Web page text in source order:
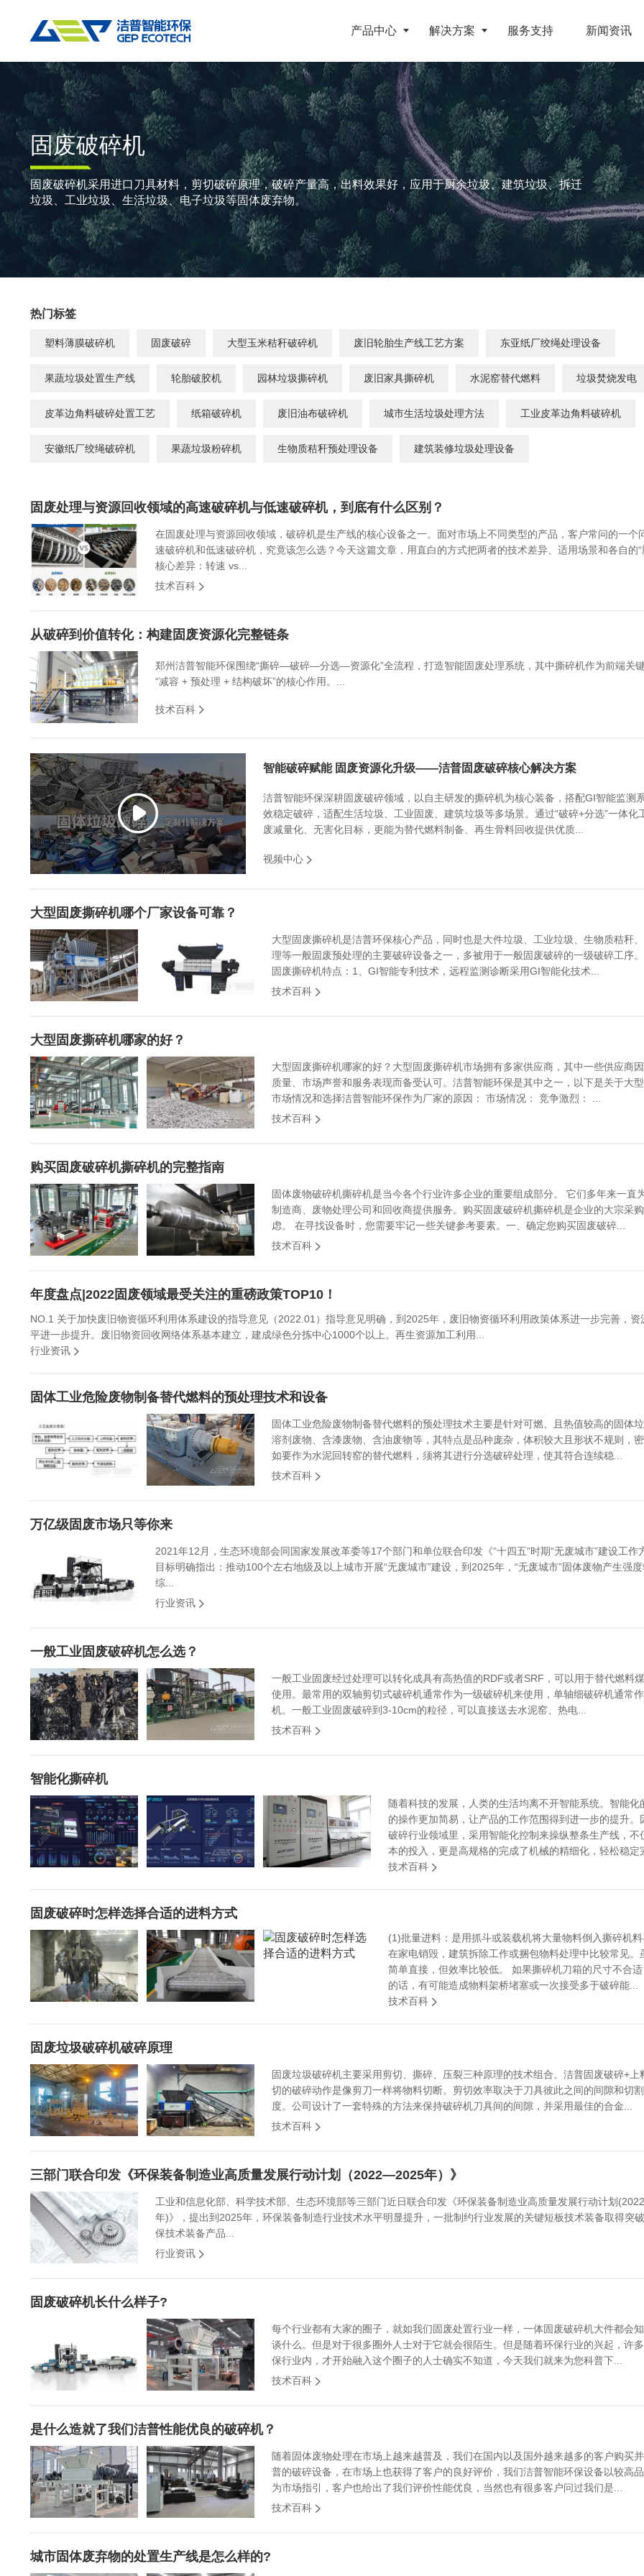
产品中心
撕碎设备
双轴撕碎机
单轴撕碎机
四轴撕碎机
液压粗碎机
垃圾破袋机
粉碎设备
环锤式粉碎机
鼓式粉碎机
轮胎钢丝分离机
通用型粉碎机
破碎设备
反击式破碎机
颚式破碎机
圆锥破碎机
立轴冲击式破碎机
重型锤式破碎机
挤压成型设备
RDF成型机
生物质颗粒机
液压打包机
解决方案
重点应用
RDF/SRF燃料制备系统
大件垃圾资源化系统
工业垃圾资源化系统
生物质资源化系统
生活垃圾资源化系统
危险废物资源化系统
废旧轮胎资源化系统
物料方案
陈腐垃圾 废电池
风电叶片 废旧电缆
废纸 金属废料
废桶 硬盘
报废汽车 废旧橡胶
瓜秧/蔬菜秧 菌棒
客户案例
江苏地区年产10万吨废纺替代燃料生产线
北京某再生资源分拣中心项目
江西大件垃圾资源化处置项目
浙江工业固废RDF燃料生产线
山东生物质颗粒燃料技改项目
新疆危废油泥塑料袋破碎处置项目
服务支持 新闻资讯
热门搜索: 垃圾撕碎机 RDF生产线 工业垃圾破碎机
固废破碎机
固废破碎机采用进口刀具材料，剪切破碎原理，破碎产量高，出料效果好，应用于厨余垃圾、建筑垃圾、拆迁
垃圾、工业垃圾、生活垃圾、电子垃圾等固体废弃物。
热门标签
塑料薄膜破碎机 固废破碎 大型玉米秸秆破碎机 废旧轮胎生产线工艺方案 东亚纸厂绞绳处理设备
果蔬垃圾处置生产线 轮胎破胶机 园林垃圾撕碎机 废旧家具撕碎机 水泥窑替代燃料 垃圾焚烧发电
皮革边角料破碎处置工艺 纸箱破碎机 废旧油布破碎机 城市生活垃圾处理方法 工业皮革边角料破碎机
安徽纸厂绞绳破碎机 果蔬垃圾粉碎机 生物质秸秆预处理设备 建筑装修垃圾处理设备
固废处理与资源回收领域的高速破碎机与低速破碎机，到底有什么区别？
在固废处理与资源回收领域，破碎机是生产线的核心设备之一。面对市场上不同类型的产品，客户常问的一个
速破碎机和低速破碎机，究竟该怎么选？今天这篇文章，用直白的方式把两者的技术差异、适用场景和各自的“
核心差异：转速 vs...
技术百科
从破碎到价值转化：构建固废资源化完整链条
郑州洁普智能环保围绕“撕碎—破碎—分选—资源化”全流程，打造智能固废处理系统，其中撕碎机作为前端关
“减容 + 预处理 + 结构破坏”的核心作用。...
技术百科
智能破碎赋能 固废资源化升级——洁普固废破碎核心解决方案
洁普智能环保深耕固废破碎领域，以自主研发的撕碎机为核心装备，搭配GI智能监测
效稳定破碎，适配生活垃圾、工业固废、建筑垃圾等多场景。通过“破碎+分选”一体化
废减量化、无害化目标，更能为替代燃料制备、再生骨料回收提供优质...
视频中心
大型固废撕碎机哪个厂家设备可靠？
大型固废撕碎机是洁普环保核心产品，同时也是大件垃圾、工业垃圾、生物质秸秆
理等一般固废预处理的主要破碎设备之一，多被用于一般固废破碎的一级破碎工序
固废撕碎机特点：1、GI智能专利技术，远程监测诊断采用GI智能化技术...
技术百科
大型固废撕碎机哪家的好？
大型固废撕碎机哪家的好？大型固废撕碎机市场拥有多家供应商，其中一些供应商
质量、市场声誉和服务表现而备受认可。洁普智能环保是其中之一，以下是关于大
市场情况和选择洁普智能环保作为厂家的原因： 市场情况： 竞争激烈： ...
技术百科
购买固废破碎机撕碎机的完整指南
固体废物破碎机撕碎机是当今各个行业许多企业的重要组成部分。 它们多年来一直
制造商、废物处理公司和回收商提供服务。购买固废破碎机撕碎机是企业的大宗采
虑。 在寻找设备时，您需要牢记一些关键参考要素。一、确定您购买固废破碎...
技术百科
年度盘点|2022固废领域最受关注的重磅政策TOP10！
NO.1 关于加快废旧物资循环利用体系建设的指导意见（2022.01）指导意见明确，到2025年，废旧物资循环利用政策体系进一步完善，资
平进一步提升。废旧物资回收网络体系基本建立，建成绿色分拣中心1000个以上。再生资源加工利用...
行业资讯
固体工业危险废物制备替代燃料的预处理技术和设备
固体工业危险废物制备替代燃料的预处理技术主要是针对可燃、且热值较高的固体
溶剂废物、含漆废物、含油废物等，其特点是品种庞杂，体积较大且形状不规则，
如要作为水泥回转窑的替代燃料，须将其进行分选破碎处理，使其符合连续稳...
技术百科
万亿级固废市场只等你来
2021年12月，生态环境部会同国家发展改革委等17个部门和单位联合印发《“十四五”时期“无废城市”建设工作
目标明确指出：推动100个左右地级及以上城市开展“无废城市”建设，到2025年，“无废城市”固体废物产生强
综...
行业资讯
一般工业固废破碎机怎么选？
一般工业固废经过处理可以转化成具有高热值的RDF或者SRF，可以用于替代燃料
使用。最常用的双轴剪切式破碎机通常作为一级破碎机来使用，单轴细破碎机通常
机。一般工业固废破碎到3-10cm的粒径，可以直接送去水泥窑、热电...
技术百科
智能化撕碎机
随着科技的发展，人类的生活均离不开智能系统。智能化
的操作更加简易，让产品的工作范围得到进一步的提升。
破碎行业领域里，采用智能化控制来操纵整条生产线，不
本的投入，更是高规格的完成了机械的精细化，轻松稳定
技术百科
固废破碎时怎样选择合适的进料方式
(1)批量进料：是用抓斗或装载机将大量物料倒入撕碎机
在家电销毁，建筑拆除工作或捆包物料处理中比较常见。
简单直接，但效率比较低。 如果撕碎机刀箱的尺寸不合
的话，有可能造成物料架桥堵塞或一次接受多于破碎能...
技术百科
固废垃圾破碎机破碎原理
固废垃圾破碎机主要采用剪切、撕碎、压裂三种原理的技术组合。洁普固废破碎+上
切的破碎动作是像剪刀一样将物料切断。剪切效率取决于刀具彼此之间的间隙和切
度。公司设计了一套特殊的方法来保持破碎机刀具间的间隙，并采用最佳的合金...
技术百科
三部门联合印发《环保装备制造业高质量发展行动计划（2022—2025年）》
工业和信息化部、科学技术部、生态环境部等三部门近日联合印发《环保装备制造业高质量发展行动计划
年)》，提出到2025年，环保装备制造行业技术水平明显提升，一批制约行业发展的关键短板技术装备取得突
保技术装备产品...
行业资讯
固废破碎机长什么样子?
每个行业都有大家的圈子，就如我们固废处置行业一样，一体固废破碎机大件都会
谈什么。但是对于很多圈外人士对于它就会很陌生。但是随着环保行业的兴起，许
保行业内，才开始融入这个圈子的人士确实不知道，今天我们就来为您科普下...
技术百科
是什么造就了我们洁普性能优良的破碎机？
随着固体废物处理在市场上越来越普及，我们在国内以及国外越来越多的客户购买
普的破碎设备，在市场上也获得了客户的良好评价，我们洁普智能环保设备以较高
为市场指引，客户也给出了我们评价性能优良，当然也有很多客户问过我们是...
技术百科
城市固体废弃物的处置生产线是怎么样的?